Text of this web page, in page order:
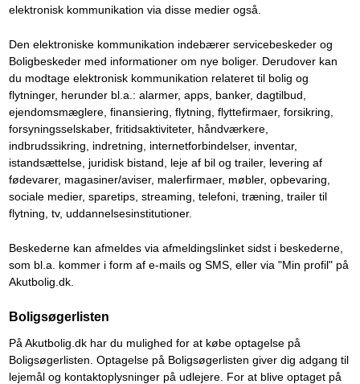
elektronisk kommunikation via disse medier også.
Den elektroniske kommunikation indebærer servicebeskeder og
Boligbeskeder med informationer om nye boliger. Derudover kan
du modtage elektronisk kommunikation relateret til bolig og
flytninger, herunder bl.a.: alarmer, apps, banker, dagtilbud,
ejendomsmæglere, finansiering, flytning, flyttefirmaer, forsikring,
forsyningsselskaber, fritidsaktiviteter, håndværkere,
indbrudssikring, indretning, internetforbindelser, inventar,
istandsættelse, juridisk bistand, leje af bil og trailer, levering af
fødevarer, magasiner/aviser, malerfirmaer, møbler, opbevaring,
sociale medier, sparetips, streaming, telefoni, træning, trailer til
flytning, tv, uddannelsesinstitutioner.
Beskederne kan afmeldes via afmeldingslinket sidst i beskederne,
som bl.a. kommer i form af e-mails og SMS, eller via "Min profil" på
Akutbolig.dk.
Boligsøgerlisten
På Akutbolig.dk har du mulighed for at købe optagelse på
Boligsøgerlisten. Optagelse på Boligsøgerlisten giver dig adgang til
lejemål og kontaktoplysninger på udlejere. For at blive optaget på